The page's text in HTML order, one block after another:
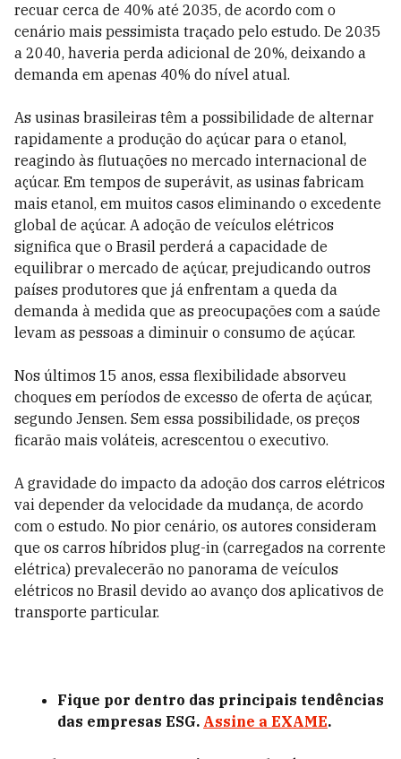
recuar cerca de 40% até 2035, de acordo com o
cenário mais pessimista traçado pelo estudo. De 2035
a 2040, haveria perda adicional de 20%, deixando a
demanda em apenas 40% do nível atual.
As usinas brasileiras têm a possibilidade de alternar
rapidamente a produção do açúcar para o etanol,
reagindo às flutuações no mercado internacional de
açúcar. Em tempos de superávit, as usinas fabricam
mais etanol, em muitos casos eliminando o excedente
global de açúcar. A adoção de veículos elétricos
significa que o Brasil perderá a capacidade de
equilibrar o mercado de açúcar, prejudicando outros
países produtores que já enfrentam a queda da
demanda à medida que as preocupações com a saúde
levam as pessoas a diminuir o consumo de açúcar.
Nos últimos 15 anos, essa flexibilidade absorveu
choques em períodos de excesso de oferta de açúcar,
segundo Jensen. Sem essa possibilidade, os preços
ficarão mais voláteis, acrescentou o executivo.
A gravidade do impacto da adoção dos carros elétricos
vai depender da velocidade da mudança, de acordo
com o estudo. No pior cenário, os autores consideram
que os carros híbridos plug-in (carregados na corrente
elétrica) prevalecerão no panorama de veículos
elétricos no Brasil devido ao avanço dos aplicativos de
transporte particular.
Fique por dentro das principais tendências
das empresas ESG. Assine a EXAME.